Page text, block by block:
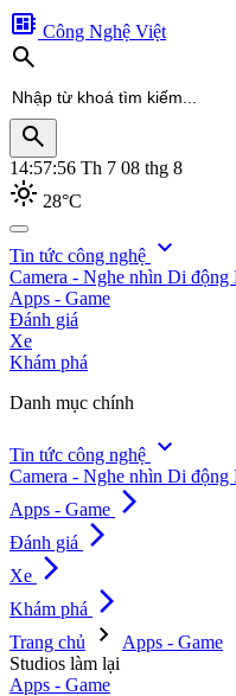
developer_board Công Nghệ Việt
search
search
14:57:57 Th 7 08 thg 8
light_mode 28°C
search
Tin tức công nghệ expand_more
Camera - Nghe nhìn Di động
Apps - Game
Đánh giá
Xe
Khám phá
Danh mục chính
Tin tức công nghệ expand_more
Camera - Nghe nhìn Di động
Apps - Game arrow_forward_ios
Đánh giá arrow_forward_ios
Xe arrow_forward_ios
Khám phá arrow_forward_ios
Trang chủ chevron_right Apps - Game
Studios làm lại
Apps - Game